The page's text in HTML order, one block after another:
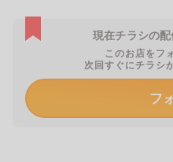
現在チラシの配
このお店をフ
次回すぐにチラシ
フ